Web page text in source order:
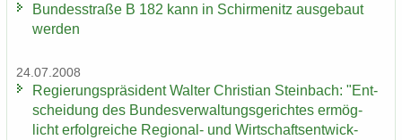
Bun­des­stra­ße B 182 kann in Schir­menitz aus­ge­baut
wer­den
24.07.2008
Re­gie­rungs­prä­si­dent Wal­ter Chris­ti­an Stein­bach: "Ent­
schei­dung des Bun­des­ver­wal­tungs­ge­rich­tes er­mög­
licht er­folg­rei­che Regional-​ und Wirt­schafts­ent­wick­